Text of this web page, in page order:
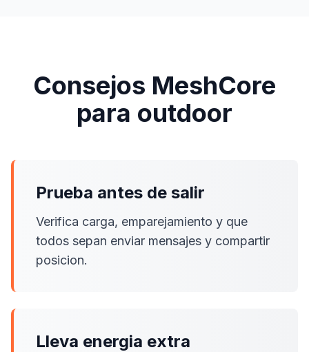
Consejos MeshCore
para outdoor
Prueba antes de salir
Verifica carga, emparejamiento y que
todos sepan enviar mensajes y compartir
posicion.
Lleva energia extra